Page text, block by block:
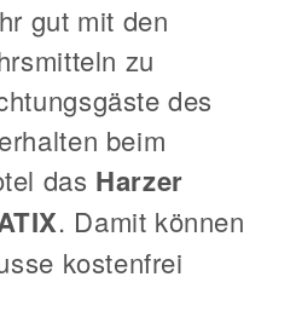
gut mit den
zu
des
beim
das Harzer
. Damit können
kostenfrei